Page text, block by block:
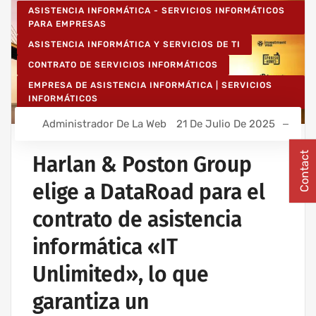
ASISTENCIA INFORMÁTICA - SERVICIOS INFORMÁTICOS
PARA EMPRESAS
ASISTENCIA INFORMÁTICA Y SERVICIOS DE TI
CONTRATO DE SERVICIOS INFORMÁTICOS
EMPRESA DE ASISTENCIA INFORMÁTICA | SERVICIOS
INFORMÁTICOS
IT UNLIMITED - SERVICIOS INFORMÁTICOS
Administrador De La Web 21 De Julio De 2025
Harlan & Poston Group
elige a DataRoad para el
contrato de asistencia
informática «IT
Unlimited», lo que
garantiza un
Contact